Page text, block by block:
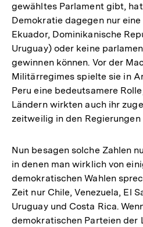
gewähltes Parlament gibt,
Demokratie dagegen nur
Ekuador, Dominikanische
Uruguay) oder keine
gewinnen können. Vor der
Militärregimes spielte sie in
Peru eine bedeutsamere
Ländern wirkten auch ihr
zeitweilig in den Regierungen
Nun besagen solche Zahlen
in denen man wirklich von
demokratischen Wahlen
Zeit nur Chile, Venezuela, El
Uruguay und Costa Rica.
demokratischen Parteien der